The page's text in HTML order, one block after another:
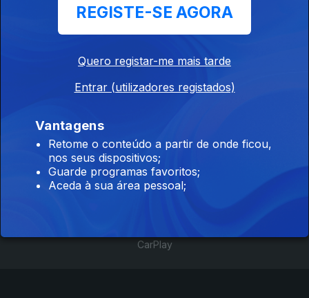
Edição #1
Instale a aplicação
CarPlay
REGISTE-SE AGORA
Quero registar-me mais tarde
Entrar (utilizadores registados)
Vantagens
Retome o conteúdo a partir de onde ficou,
nos seus dispositivos;
Guarde programas favoritos;
Aceda à sua área pessoal;